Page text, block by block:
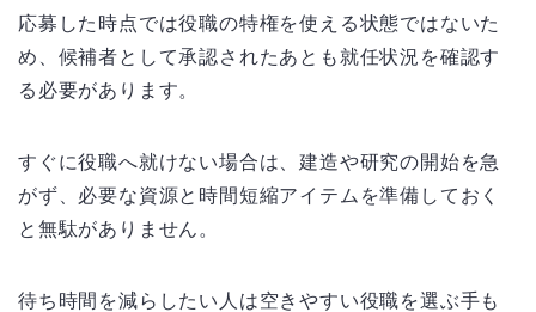
応募した時点では役職の特権を使える状態ではないた
め、候補者として承認されたあとも就任状況を確認す
る必要があります。
すぐに役職へ就けない場合は、建造や研究の開始を急
がず、必要な資源と時間短縮アイテムを準備しておく
と無駄がありません。
待ち時間を減らしたい人は空きやすい役職を選ぶ手も